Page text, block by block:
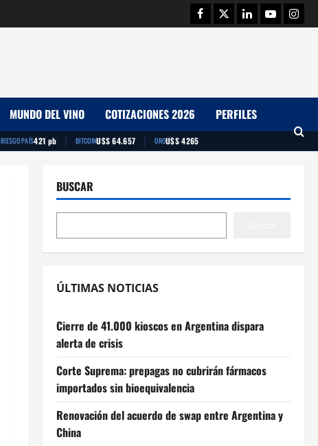
Facebook
TwitterLinkedinYoutube
MUNDO DEL VINO COTIZACIONES 2026 PERFILES
RIESGO PAÍS421 pb | BITCOINU$S 64.657 | OROU$S 4265
BUSCAR
ÚLTIMAS NOTICIAS
Cierre de 41.000 kioscos en Argentina dispara
alerta de crisis
Corte Suprema: prepagas no cubrirán fármacos
importados sin bioequivalencia
Renovación del acuerdo de swap entre Argentina y
China